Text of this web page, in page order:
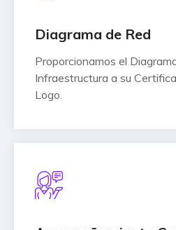
Diagrama de Red
Proporcionamos el
Infraestructura a su
Logo.